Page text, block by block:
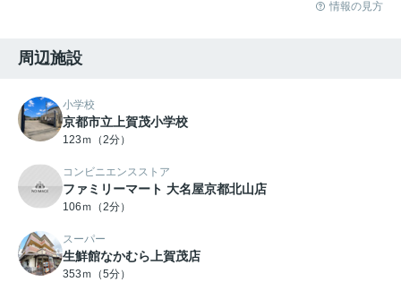
情報の見方
周辺施設
小学校
京都市立上賀茂小学校
123ｍ（2分）
コンビニエンスストア
ファミリーマート 大名屋京都北山店
106ｍ（2分）
スーパー
生鮮館なかむら上賀茂店
353ｍ（5分）